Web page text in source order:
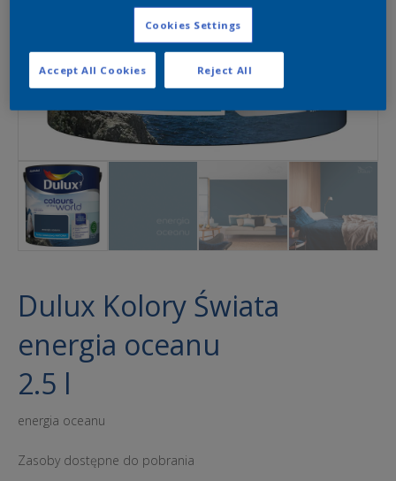
Dulux Kolory Świata
energia oceanu
2.5 l
energia oceanu
Zasoby dostępne do pobrania
Cookies Settings
Reject All
Accept All Cookies